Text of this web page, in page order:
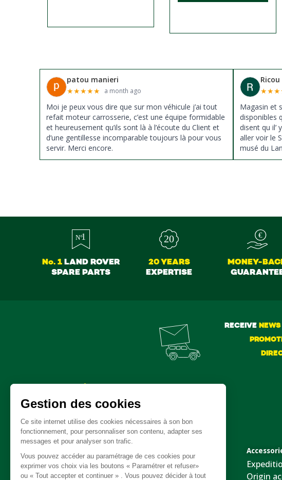
patou manieri
★★★★★ a month ago
Moi je peux vous dire que sur mon véhicule j’ai tout
refait moteur carrosserie, c’est une équipe formidable
et heureusement qu’ils sont là à l’écoute du Client et
d’une gentillesse incomparable toujours là pour vous
servir. Merci encore.
Ricou
★★★
Magasin et
disponibles
disent qu il’
aller voir le
musé du
donné des
No. 1LAND ROVER
SPARE PARTS
20 YEARS
EXPERTISE
MONEY-
RECEIVE NEWS
Clutch - Gearbox - Transfert box
Cable
Origin